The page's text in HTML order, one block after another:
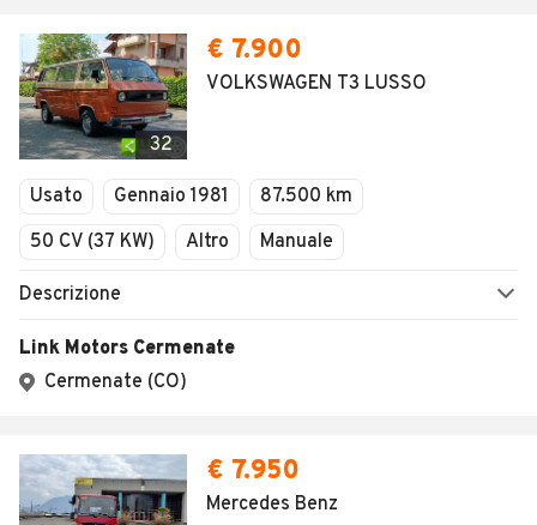
32
€ 7.900
VOLKSWAGEN T3 LUSSO
Usato Gennaio 1981
87.500 km
50 CV (37 KW)
Altro Manuale
Descrizione
Link Motors Cermenate
Cermenate (CO)
€ 7.950
Mercedes Benz